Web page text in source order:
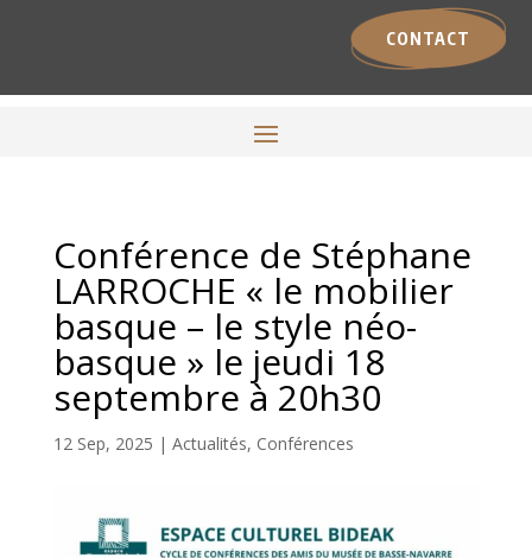
CONTACT
Conférence de Stéphane
LARROCHE « le mobilier
basque – le style néo-
basque » le jeudi 18
septembre à 20h30
12 Sep, 2025 | Actualités, Conférences